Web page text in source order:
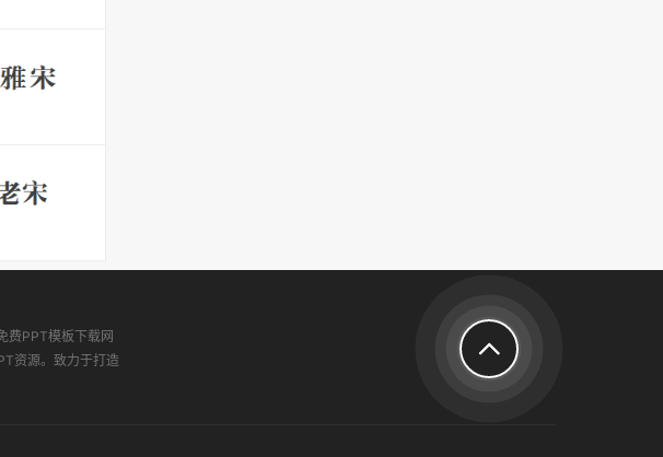
费PPT模板下载网
资源。致力于打造